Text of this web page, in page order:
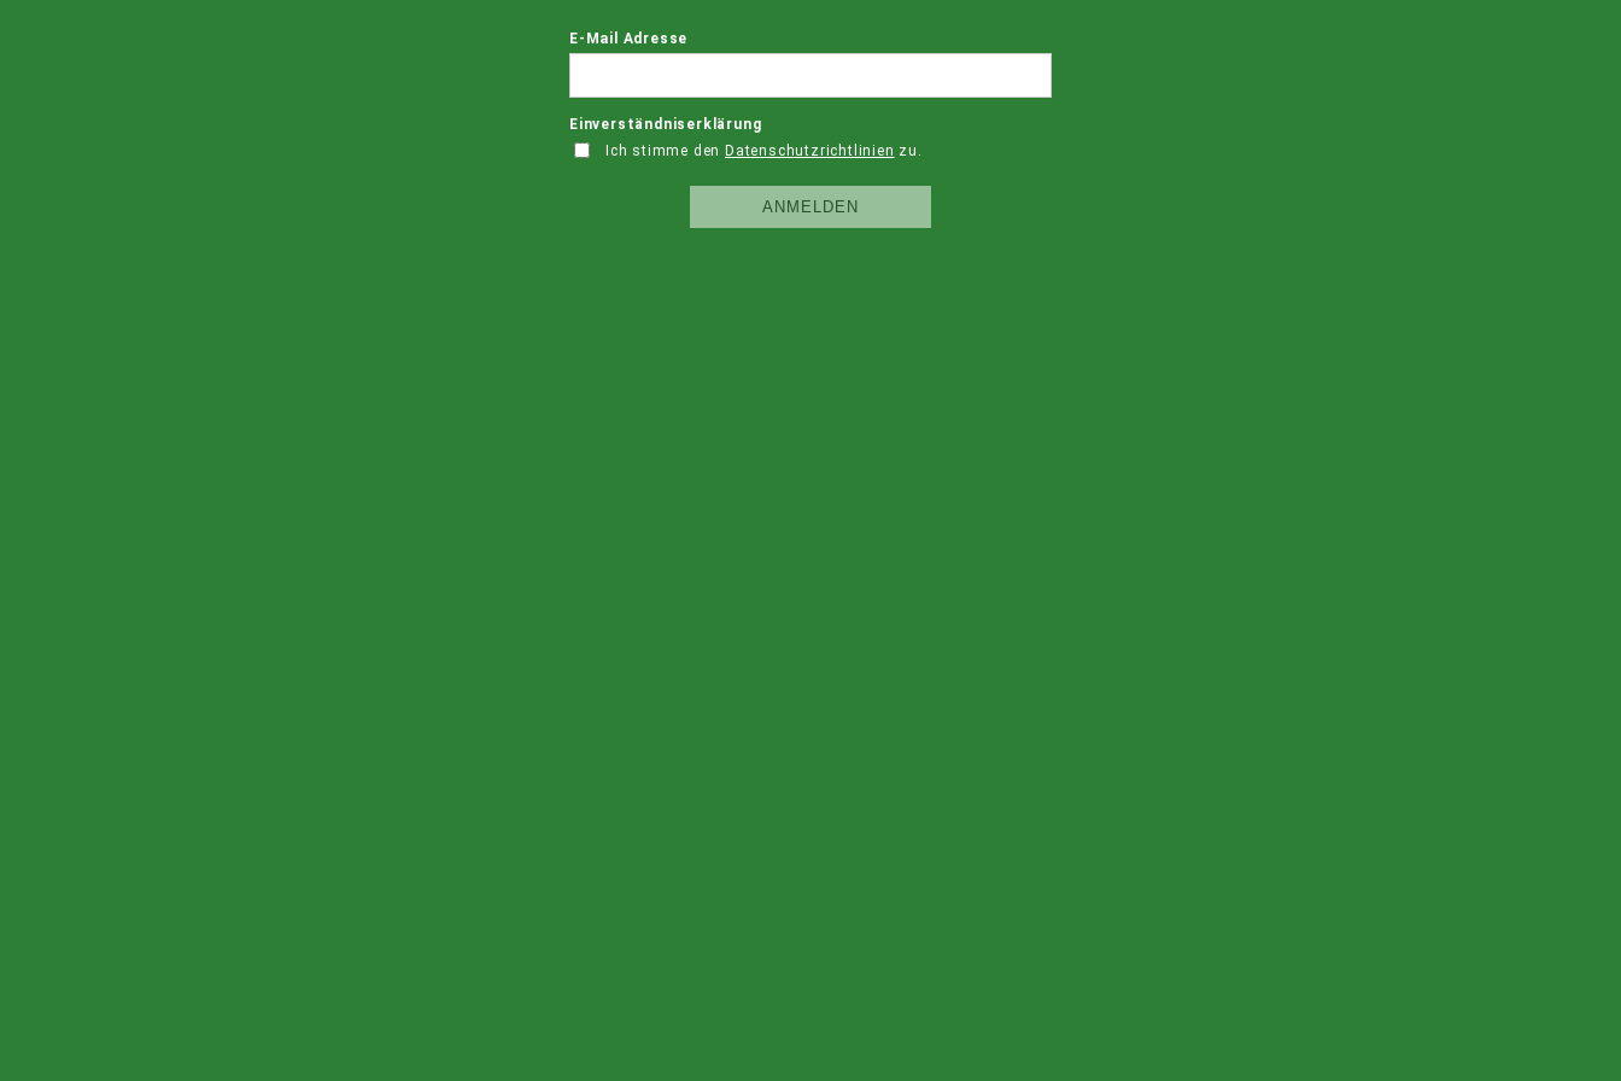
E-Mail Adresse
Einverständniserklärung
Ich stimme den Datenschutzrichtlinien zu.
ANMELDEN